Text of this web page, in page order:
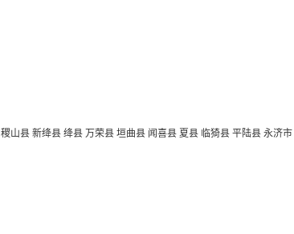
稷山县 新绛县 绛县 万荣县 垣曲县 闻喜县 夏县 临猗县 平陆县 永济市